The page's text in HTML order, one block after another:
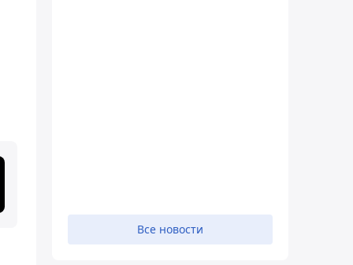
Все новости